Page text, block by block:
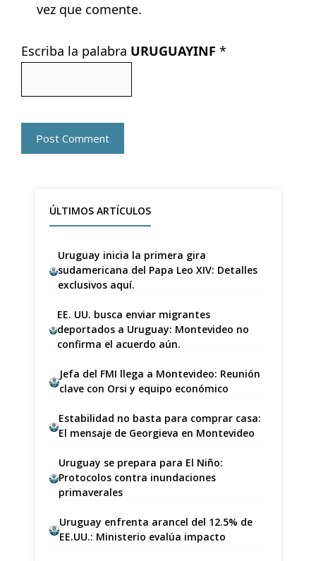
vez que comente.
Escriba la palabra URUGUAYINF *
ÚLTIMOS ARTÍCULOS
Uruguay inicia la primera gira
sudamericana del Papa Leo XIV: Detalles
exclusivos aquí.
EE. UU. busca enviar migrantes
deportados a Uruguay: Montevideo no
confirma el acuerdo aún.
Jefa del FMI llega a Montevideo: Reunión
clave con Orsi y equipo económico
Estabilidad no basta para comprar casa:
El mensaje de Georgieva en Montevideo
Uruguay se prepara para El Niño:
Protocolos contra inundaciones
primaverales
Uruguay enfrenta arancel del 12.5% de
EE.UU.: Ministerio evalúa impacto